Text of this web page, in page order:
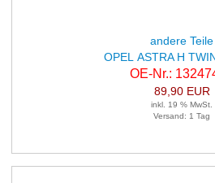
andere Teile
OPEL ASTRA H
OE-Nr.:
89,90 EUR
inkl. 19 % MwSt.
Versand: 1 Tag